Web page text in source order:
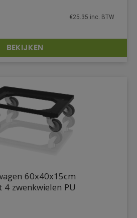
DETAILS
€25.35 inc. BTW
BEKIJKEN
60x40x15cm
zwenkwielen PU